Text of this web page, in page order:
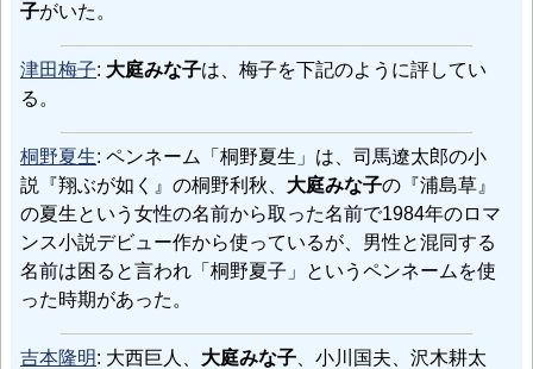
子がいた。
津田梅子: 大庭みな子は、梅子を下記のように評してい
る。
桐野夏生: ペンネーム「桐野夏生」は、司馬遼太郎の小
説『翔ぶが如く』の桐野利秋、 大庭みな子の『浦島草』
の夏生という女性の名前から取った名前で1984年のロマ
ンス小説デビュー作から使っているが、男性と混同する
名前は困ると言われ「桐野夏子」というペンネームを使
った時期があった。
吉本隆明: 大西巨人、 大庭みな子 、小川国夫、沢木耕太